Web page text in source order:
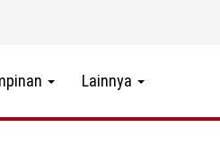
Lainnya